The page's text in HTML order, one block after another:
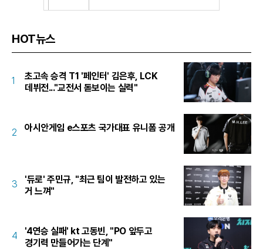
HOT뉴스
1
초고속 승격 T1 '페인터' 김은후, LCK
데뷔전..."교전서 돋보이는 실력"
2 아시안게임 e스포츠 국가대표 유니폼 공개
3
'듀로' 주민규, "최근 팀이 발전하고 있는
거 느껴"
4
'4연승 실패' kt 고동빈, "PO 앞두고
경기력 만들어가는 단계"